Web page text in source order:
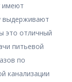
имеют
выдерживают
это отличный
питьевой
по
канализации